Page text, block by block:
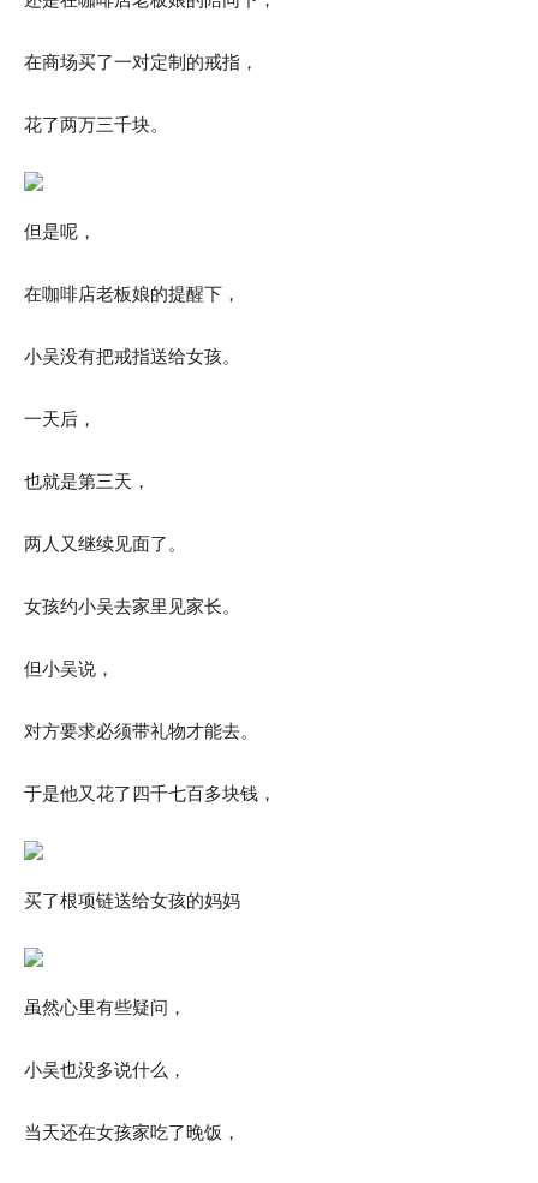
在商场买了一对定制的戒指，
花了两万三千块。
但是呢，
在咖啡店老板娘的提醒下，
小吴没有把戒指送给女孩。
一天后，
也就是第三天，
两人又继续见面了。
女孩约小吴去家里见家长。
但小吴说，
对方要求必须带礼物才能去。
于是他又花了四千七百多块钱，
买了根项链送给女孩的妈妈
虽然心里有些疑问，
小吴也没多说什么，
当天还在女孩家吃了晚饭，